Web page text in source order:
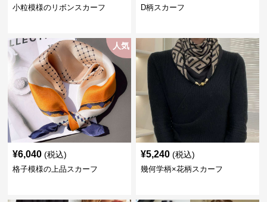
小粒模様のリボンスカーフ D柄スカーフ
人気
¥6,040 (税込)
格子模様の上品スカーフ
¥5,240 (税込)
幾何学柄×花柄スカーフ